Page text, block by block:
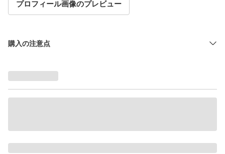
プロフィール画像のプレビュー
購入の注意点